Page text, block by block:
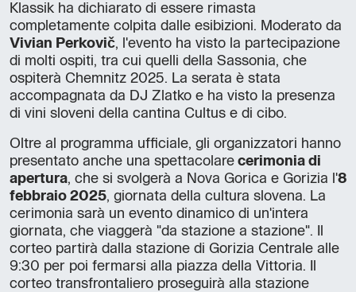
Klassik ha dichiarato di essere rimasta
completamente colpita dalle esibizioni. Moderato da
Vivian Perkovič, l'evento ha visto la partecipazione
di molti ospiti, tra cui quelli della Sassonia, che
ospiterà Chemnitz 2025. La serata è stata
accompagnata da DJ Zlatko e ha visto la presenza
di vini sloveni della cantina Cultus e di cibo.
Oltre al programma ufficiale, gli organizzatori hanno
presentato anche una spettacolare cerimonia di
apertura, che si svolgerà a Nova Gorica e Gorizia l'8
febbraio 2025, giornata della cultura slovena. La
cerimonia sarà un evento dinamico di un'intera
giornata, che viaggerà "da stazione a stazione". Il
corteo partirà dalla stazione di Gorizia Centrale alle
9:30 per poi fermarsi alla piazza della Vittoria. Il
corteo transfrontaliero proseguirà alla stazione